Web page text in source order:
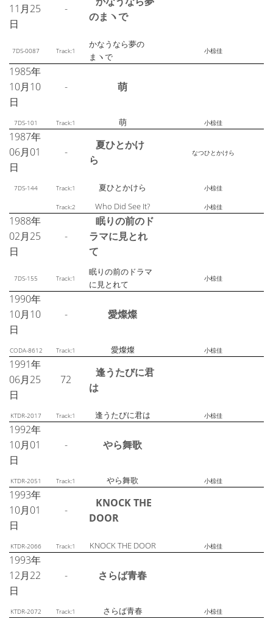
11月25
日
-
のまヽで
7DS-0087 Track:1
かなうなら夢の
まヽで
小椋佳
1985年
10月10
日
- 萌
7DS-101 Track:1 萌 小椋佳
1987年
06月01
日
-
夏ひとかけ
ら
なつひとかけら
7DS-144 Track:1 夏ひとかけら 小椋佳
Track:2 Who Did See It? 小椋佳
1988年
02月25
日
-
眠りの前のド
ラマに見とれ
て
7DS-155 Track:1
眠りの前のドラマ
に見とれて
小椋佳
1990年
10月10
日
- 愛燦燦
CODA-8612 Track:1 愛燦燦 小椋佳
1991年
06月25
日
72
逢うたびに君
は
KTDR-2017 Track:1 逢うたびに君は 小椋佳
1992年
10月01
日
- やら舞歌
KTDR-2051 Track:1 やら舞歌 小椋佳
1993年
10月01
日
-
KNOCK THE
DOOR
KTDR-2066 Track:1 KNOCK THE DOOR 小椋佳
1993年
12月22
日
- さらば青春
KTDR-2072 Track:1 さらば青春 小椋佳